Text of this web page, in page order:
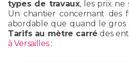
types de travaux, les prix ne
Un chantier concernant des
abordable que quand le
Tarifs au mètre carré des
à Versailles: